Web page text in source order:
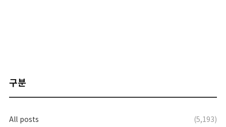
구분
All posts
(5,193)